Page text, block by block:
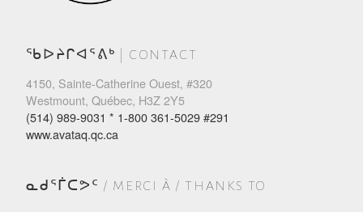
ᖃᐅᔨᒋᐊᕐᕕᒃ | CONTACT
4150, Sainte-Catherine Ouest, #320
Westmount, Québec, H3Z 2Y5
(514) 989-9031 * 1-800 361-5029 #291
www.avataq.qc.ca
ᓇᑯᕐᒦᑕᕗᑦ / MERCI À / THANKS TO